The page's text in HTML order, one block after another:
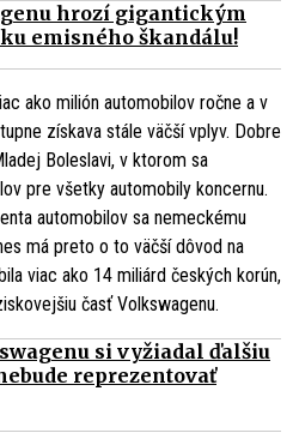
hrozí gigantickým
emisného škandálu!
ako milión automobilov ročne a v
získava stále väčší vplyv. Dobre
Boleslavi, v ktorom sa
pre všetky automobily koncernu.
automobilov sa nemeckému
má preto o to väčší dôvod na
viac ako 14 miliárd českých korún,
časť Volkswagenu.
si vyžiadal ďalšiu
reprezentovať